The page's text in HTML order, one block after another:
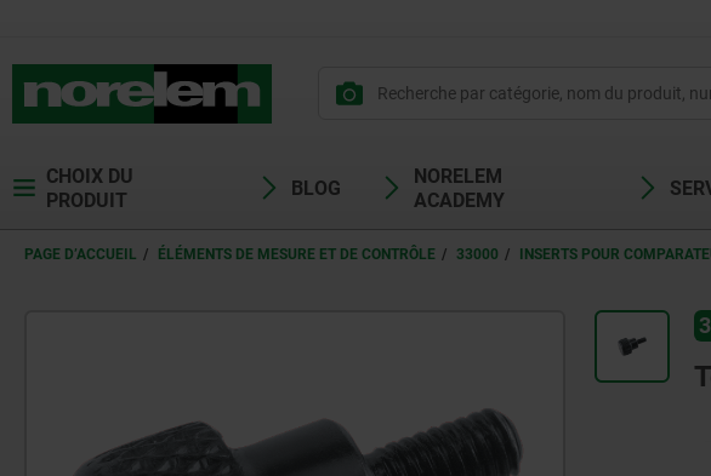
CHOIX DU
PRODUIT
BLOG
NORELEM
ACADEMY
PAGE D’ACCUEIL ÉLÉMENTS DE MESURE ET DE CONTRÔLE 33000 INSERTS POUR